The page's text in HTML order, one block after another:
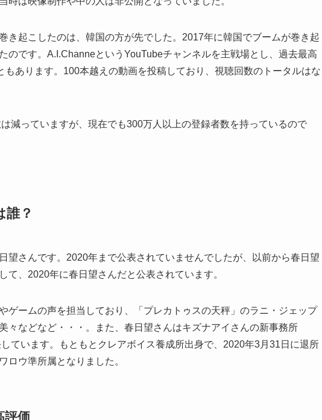
き起こしたのは、韓国の方が先でした。2017年に韓国でブームが巻き起
のです。A.I.ChanneというYouTubeチャンネルを主戦場とし、過去最高
あります。100本越えの動画を投稿しており、視聴回数のトータルはな
減っていますが、現在でも300万人以上の登録者数を持っているので
誰？
望さんです。2020年まで公表されていませんでしたが、以前から春日望
て、2020年に春日望さんだと公表されています。
ゲームの声を担当しており、「プレカトゥスの天秤」のラニ・ジェップ
々などなど・・・。また、春日望さんはキズナアイさんの新事務所
ています。もともとクレアボイス養成所出身で、2020年3月31日に退所
ロウ準所属となりました。
評価